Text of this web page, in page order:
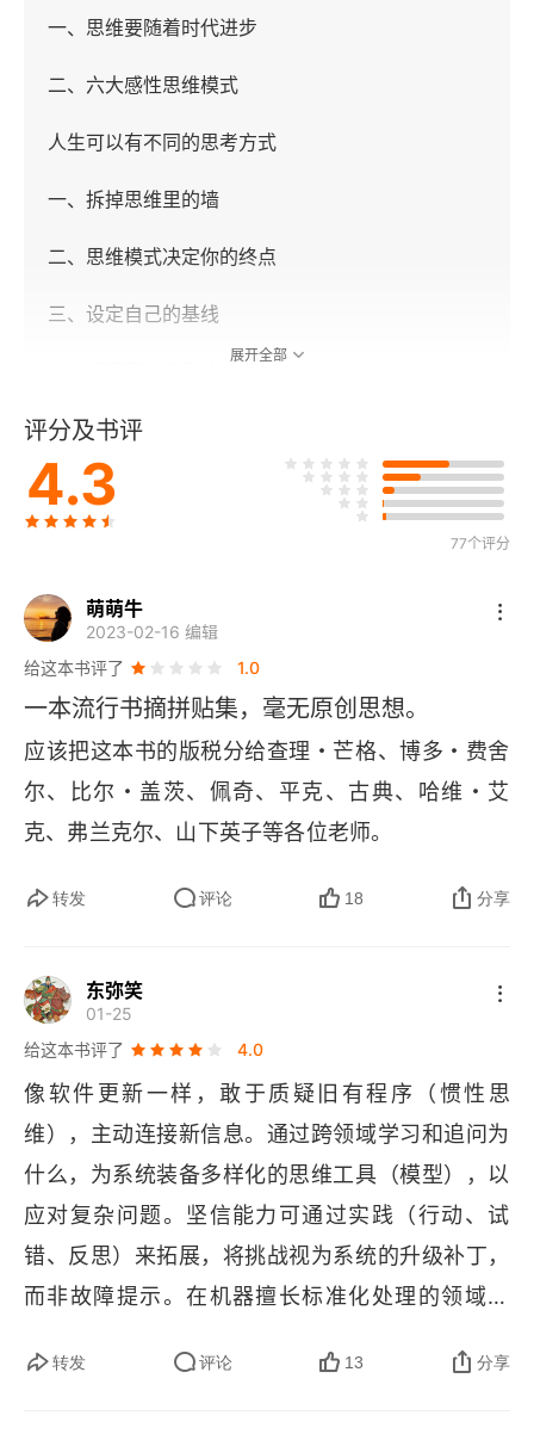
一、思维要随着时代进步
二、六大感性思维模式
人生可以有不同的思考方式
一、拆掉思维里的墙
二、思维模式决定你的终点
三、设定自己的基线
真正优秀的人，都懂得反思
一、不要被过强的自尊心干扰
三、用以失败为基础的方式提前做预演
如何具备解决复杂问题的思维
一、为什么要用清单
三、越简单越好
四、增加熟悉团队
六、几条建议
PART 2 自我迭代：别让惯性思维禁锢了你
工作中的强者思维
一、先理解再懂得
二、复利价值
三、金钱决定一个人的自由度
四、去做自己热爱的事
展开全部
评分及书评
4.3
77个评分
萌萌牛
2023-02-16 编辑
给这本书评了
1.0
一本流行书摘拼贴集，毫无原创思想。
应该把这本书的版税分给查理・芒格、博多・费舍
尔、比尔・盖茨、佩奇、平克、古典、哈维・艾
克、弗兰克尔、山下英子等各位老师。
转发 评论 18 分享
东弥笑
01-25
给这本书评了
4.0
像软件更新一样，敢于质疑旧有程序（惯性思
维），主动连接新信息。通过跨领域学习和追问为
什么，为系统装备多样化的思维工具（模型），以
应对复杂问题。坚信能力可通过实践（行动、试
错、反思）来拓展，将挑战视为系统的升级补丁，
而非故障提示。在机器擅长标准化处理的领域之
计、讲故事与创造意义的能力，从而输出不可替代
转发 评论 13 分享